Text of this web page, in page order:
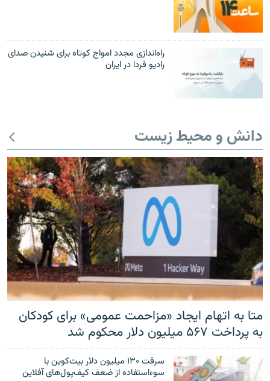
راه‌اندازی مجدد امواج کوتاه برای شنیدن صدای
رادیو فردا در ایران
دانش و محیط زیست
متا به اتهام ایجاد «مزاحمت عمومی» برای کودکان
به پرداخت ۵۶۷ میلیون دلار محکوم شد
سرقت ۱۳۰ میلیون دلار بیت‌کوین با
سوءاستفاده از ضعف کیف‌پول‌های آفلاین